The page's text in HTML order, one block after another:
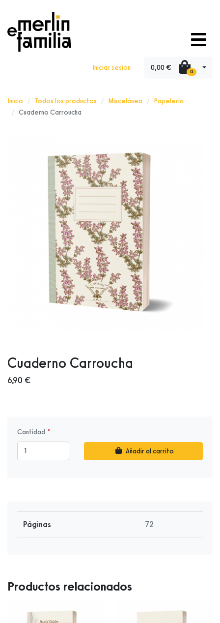
Iniciar sesión 0,00 € 0
Inicio Todos los productos Miscelánea
Papelería
Cuaderno Carroucha
Cuaderno Carroucha
6,90 €
Cantidad
Añadir al carrito
Páginas 72
Productos relacionados